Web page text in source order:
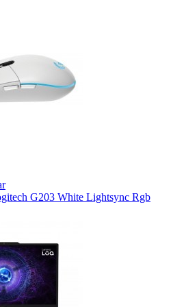
G203 White Lightsync Rgb